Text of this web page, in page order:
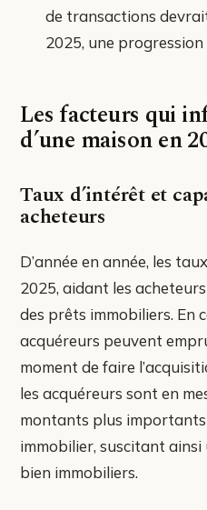
de transactions
2025, une
Les facteurs qui
d’une maison en
Taux d’intérêt et
acheteurs
D’année en année, les
2025, aidant les
des prêts immobiliers. En
acquéreurs peuvent
moment de faire
les acquéreurs sont en
montants plus
immobilier, suscitant ainsi
bien immobiliers.